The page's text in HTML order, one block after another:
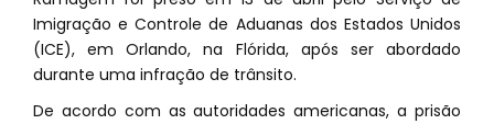
Imigração e Controle de Aduanas dos Estados Unidos
(ICE), em Orlando, na Flórida, após ser abordado
durante uma infração de trânsito.
De acordo com as autoridades americanas, a prisão